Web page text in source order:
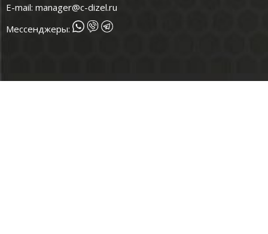
E-mail: manager@c-dizel.ru
Мессенджеры: